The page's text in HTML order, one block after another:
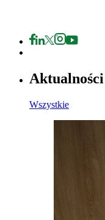
Aktualności
Wszystkie